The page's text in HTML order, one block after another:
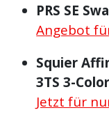
PRS SE
Angebot
Squier
3TS 3-
Jetzt für